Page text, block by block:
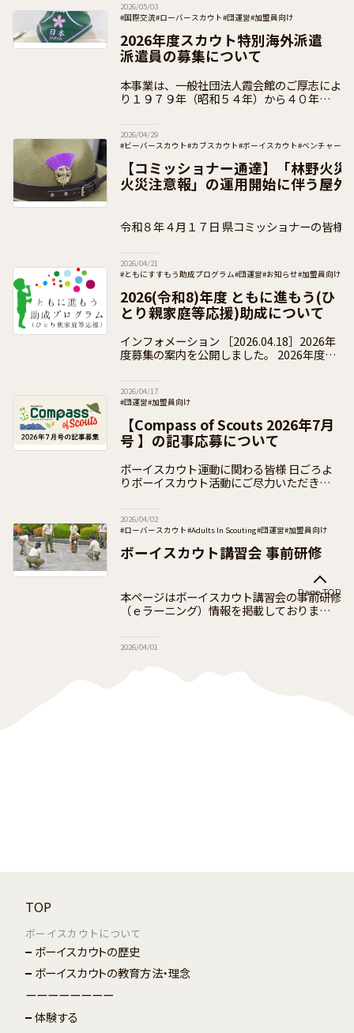
す。南半球オセアニアの大自然の中で、ニュ
2026/05/03
#国際交流#ローバースカウト#団運営#加盟員向け
2026年度スカウト特別海外派遣
派遣員の募集について
本事業は、一般社団法人霞会館のご厚志によ
り１９７９年（昭和５４年）から４０年以上
２３年度）から令和７年度（２０２５年度）
2026/04/29
#ビーバースカウト#カブスカウト#ボーイスカウト#ベンチャース
#加盟員向け
【コミッショナー通達】「林野火
火災注意報」の運用開始に伴う屋外
令和８年４月１７日 県コミッショナーの皆様 公益財団法人ボーイスカ
2026/04/21
#ともにすすもう助成プログラム#団運営#お知らせ#加盟員向け
2026(令和8)年度 ともに進もう(ひ
とり親家庭等応援)助成について
インフォメーション ［2026.04.18］2026年
度募集の案内を公開しました。 2026年度の
2026/04/17
#団運営#加盟員向け
【Compass of Scouts 2026年7月
号 】の記事応募について
ボーイスカウト運動に関わる皆様 日ごろよ
りボーイスカウト活動にご尽力いただきあり
2026/04/02
#ローバースカウト#Adults In Scouting#団運営#加盟員向け
ボーイスカウト講習会 事前研修
本ページはボーイスカウト講習会の事前研修
（ｅラーニング）情報を掲載しております
ーイスカウトの概要とスカウト教育の原理
2026/04/01
Page TOP
TOP
ボーイスカウトについて
ボーイスカウトの歴史
ボーイスカウトの教育方法・理念
ーーーーーーーー
体験する